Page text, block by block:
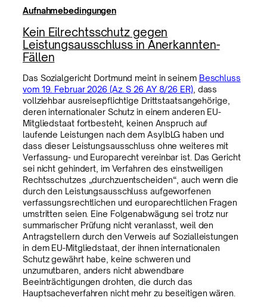
Aufnahmebedingungen
Kein Eilrechtsschutz gegen
Leistungsausschluss in Anerkannten-
Fällen
Das Sozialgericht Dortmund meint in seinem Beschluss
vom 19. Februar 2026 (Az. S 26 AY 8/26 ER), dass
vollziehbar ausreisepflichtige Drittstaatsangehörige,
deren internationaler Schutz in einem anderen EU-
Mitgliedstaat fortbesteht, keinen Anspruch auf
laufende Leistungen nach dem AsylbLG haben und
dass dieser Leistungsausschluss ohne weiteres mit
Verfassung- und Europarecht vereinbar ist. Das Gericht
sei nicht gehindert, im Verfahren des einstweiligen
Rechtsschutzes „durchzuentscheiden“, auch wenn die
durch den Leistungsausschluss aufgeworfenen
verfassungsrechtlichen und europarechtlichen Fragen
umstritten seien. Eine Folgenabwägung sei trotz nur
summarischer Prüfung nicht veranlasst, weil den
Antragstellern durch den Verweis auf Sozialleistungen
in dem EU-Mitgliedstaat, der ihnen internationalen
Schutz gewährt habe, keine schweren und
unzumutbaren, anders nicht abwendbare
Beeinträchtigungen drohten, die durch das
Hauptsacheverfahren nicht mehr zu beseitigen wären.